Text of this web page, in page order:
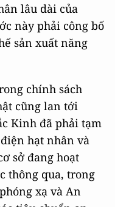
lâu dài của
này phải công bố
sản xuất năng
chính sách
cũng lan tới
Kinh đã phải tạm
hạt nhân và
sở đang hoạt
thông qua, trong
xạ và An